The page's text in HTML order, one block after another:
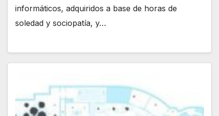
informáticos, adquiridos a base de horas de
soledad y sociopatía, y…